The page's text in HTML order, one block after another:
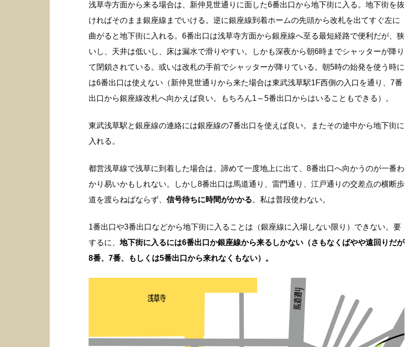
浅草寺方面から来る場合は、新仲見世通りに面した6番出口から地下街に入る。地下街を抜
ければそのまま銀座線までいける。逆に銀座線到着ホームの先頭から改札を出てすぐ左に
曲がると地下街に入れる。6番出口は浅草寺方面から銀座線へ至る最短経路で便利だが、狭
いし、天井は低いし、床は漏水で滑りやすい。しかも深夜から朝6時までシャッターが降り
て閉鎖されている。或いは改札の手前でシャッターが降りている。朝5時の始発を使う時に
は6番出口は使えない（新仲見世通りから来た場合は東武浅草駅1F西側の入口を通り、7番
出口から銀座線改札へ向かえば良い。もちろん1～5番出口からはいることもできる）。
東武浅草駅と銀座線の連絡には銀座線の7番出口を使えば良い。またその途中から地下街に
入れる。
都営浅草線で浅草に到着した場合は、諦めて一度地上に出て、8番出口へ向かうのが一番わ
かり易いかもしれない。しかし8番出口は馬道通り、雷門通り、江戸通りの交差点の横断歩
道を渡らねばならず、 信号待ちに時間がかかる。私は普段使わない。
1番出口や3番出口などから地下街に入ることは（銀座線に入場しない限り）できない。要
するに、 地下街に入るには6番出口か銀座線から来るしかない（さもなくばやや遠回りだが
8番、7番、もしくは5番出口から来れなくもない）。